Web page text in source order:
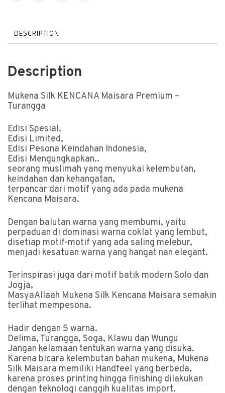
DESCRIPTION
Description
Mukena Silk KENCANA Maisara Premium –
Turangga
Edisi Spesial,
Edisi Limited,
Edisi Pesona Keindahan Indonesia,
Edisi Mengungkapkan..
seorang muslimah yang menyukai kelembutan,
keindahan dan kehangatan,
terpancar dari motif yang ada pada mukena
Kencana Maisara.
Dengan balutan warna yang membumi, yaitu
perpaduan di dominasi warna coklat yang lembut,
disetiap motif-motif yang ada saling melebur,
menjadi kesatuan warna yang hangat nan elegant.
Terinspirasi juga dari motif batik modern Solo dan
Jogja,
MasyaAllaah Mukena Silk Kencana Maisara semakin
terlihat mempesona.
Hadir dengan 5 warna.
Delima, Turangga, Soga, Klawu dan Wungu
Jangan kelamaan tentukan warna yang disuka.
Karena bicara kelembutan bahan mukena, Mukena
Silk Maisara memiliki Handfeel yang berbeda,
karena proses printing hingga finishing dilakukan
dengan teknologi canggih kualitas import.